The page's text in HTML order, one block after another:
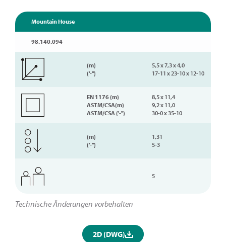
Mountain House
98.140.094
(m)
('-'')
5,5 x 7,3 x 4,0
17-11 x 23-10 x 12-10
EN 1176 (m)
ASTM/CSA(m)
ASTM/CSA ('-'')
8,5 x 11,4
9,2 x 11,0
30-0 x 35-10
(m)
('-'')
1,31
5-3
5
Technische Änderungen vorbehalten
2D (DWG)